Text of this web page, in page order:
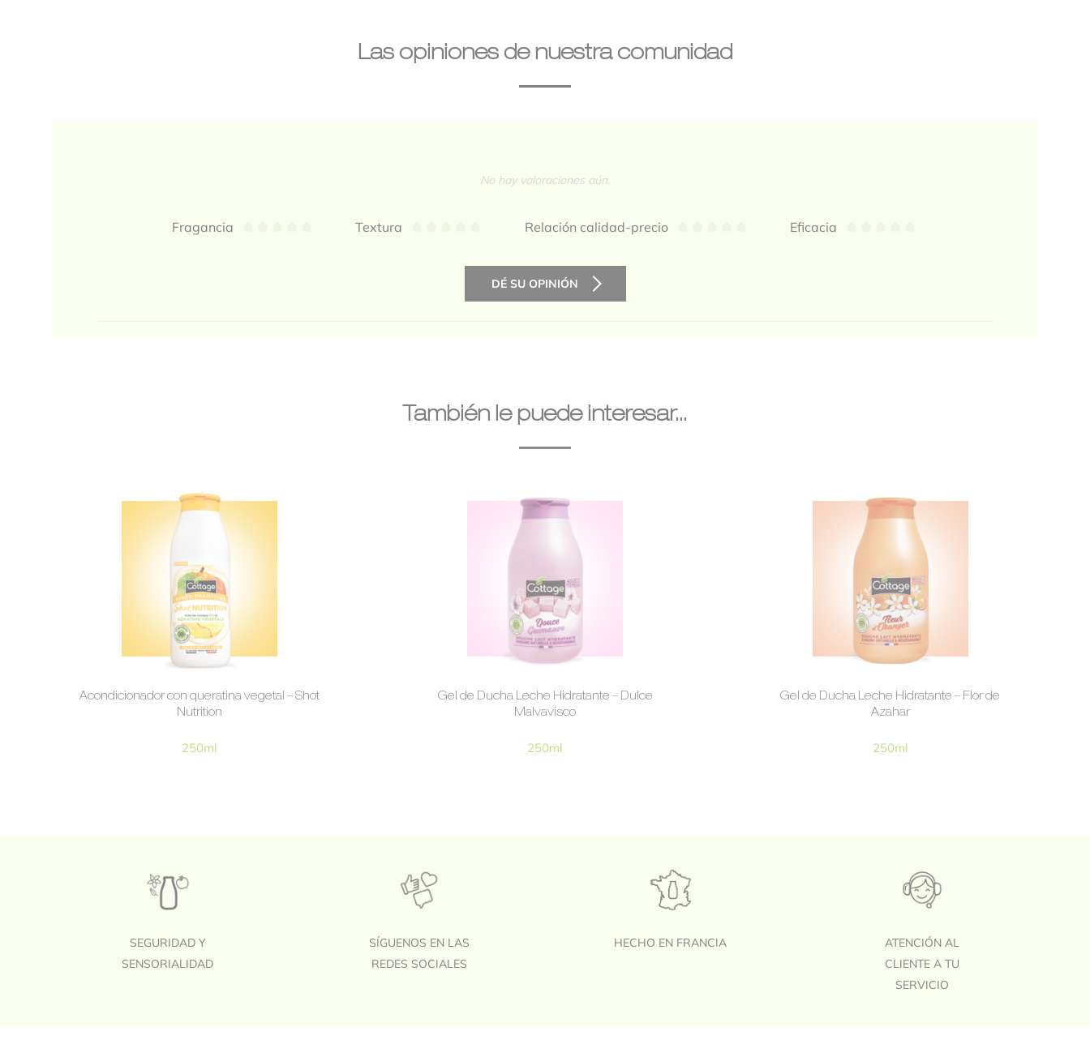
Las opiniones de nuestra comunidad
No hay valoraciones aún.
Fragancia Textura Relación calidad-precio Eficacia
DÉ SU OPINIÓN
También le puede interesar...
Acondicionador con queratina vegetal – Shot
Nutrition
250ml
Gel de Ducha Leche Hidratante – Dulce
Malvavisco
250ml
Gel de Ducha Leche Hidratante – Flor de
Azahar
250ml
SEGURIDAD Y
SENSORIALIDAD
SÍGUENOS EN LAS
REDES SOCIALES
HECHO EN FRANCIA
ATENCIÓN AL
CLIENTE A TU
SERVICIO